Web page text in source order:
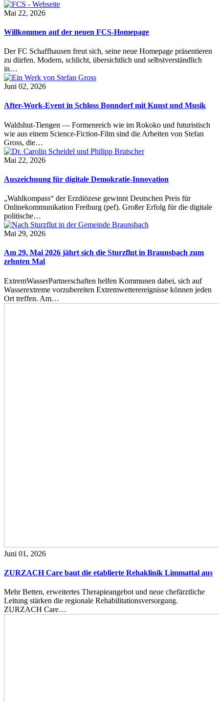
Mai 22, 2026
Willkommen auf der neuen FCS-Homepage
Der FC Schaffhausen freut sich, seine neue Homepage präsentieren
zu dürfen. Modern, schlicht, übersichtlich und selbstverständlich
in…
Juni 02, 2026
After-Work-Event in Schloss Bonndorf mit Kunst und Musik
Waldshut-Tiengen — Formenreich wie im Rokoko und futuristisch
wie aus einem Science-Fiction-Film sind die Arbeiten von Stefan
Gross, die…
Mai 22, 2026
Auszeichnung für digitale Demokratie-Innovation
„Wahlkompass“ der Erzdiözese gewinnt Deutschen Preis für
Onlinekommunikation Freiburg (pef). Großer Erfolg für die digitale
politische…
Mai 29, 2026
Am 29. Mai 2026 jährt sich die Sturzflut in Braunsbach zum
zehnten Mal
ExtremWasserPartnerschaften helfen Kommunen dabei, sich auf
Wasserextreme vorzubereiten Extremwetterereignisse können jeden
Ort treffen. Am…
Juni 01, 2026
ZURZACH Care baut die etablierte Rehaklinik Limmattal aus
Mehr Betten, erweitertes Therapieangebot und neue chefärztliche
Leitung stärken die regionale Rehabilitationsversorgung.
ZURZACH Care…